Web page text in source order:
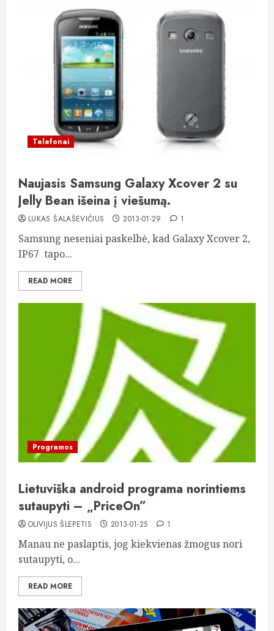
Telefonai
Naujasis Samsung Galaxy Xcover 2 su
Jelly Bean išeina į viešumą.
LUKAS ŠALAŠEVIČIUS 2013-01-29 1
Samsung neseniai paskelbė, kad Galaxy Xcover 2,
IP67 tapo...
READ MORE
Programos
Lietuviška android programa norintiems
sutaupyti – „PriceOn”
OLIVIJUS ŠLEPETIS 2013-01-25 1
Manau ne paslaptis, jog kiekvienas žmogus nori
sutaupyti, o...
READ MORE